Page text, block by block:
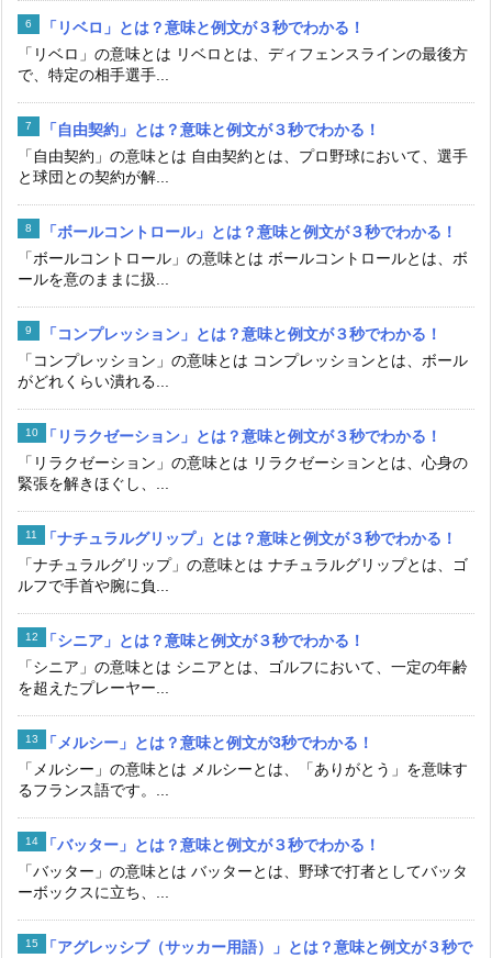
「リベロ」とは？意味と例文が３秒でわかる！
「リベロ」の意味とは リベロとは、ディフェンスラインの最後方
で、特定の相手選手...
「自由契約」とは？意味と例文が３秒でわかる！
「自由契約」の意味とは 自由契約とは、プロ野球において、選手
と球団との契約が解...
「ボールコントロール」とは？意味と例文が３秒でわかる！
「ボールコントロール」の意味とは ボールコントロールとは、ボ
ールを意のままに扱...
「コンプレッション」とは？意味と例文が３秒でわかる！
「コンプレッション」の意味とは コンプレッションとは、ボール
がどれくらい潰れる...
「リラクゼーション」とは？意味と例文が３秒でわかる！
「リラクゼーション」の意味とは リラクゼーションとは、心身の
緊張を解きほぐし、...
「ナチュラルグリップ」とは？意味と例文が３秒でわかる！
「ナチュラルグリップ」の意味とは ナチュラルグリップとは、ゴ
ルフで手首や腕に負...
「シニア」とは？意味と例文が３秒でわかる！
「シニア」の意味とは シニアとは、ゴルフにおいて、一定の年齢
を超えたプレーヤー...
「メルシー」とは？意味と例文が3秒でわかる！
「メルシー」の意味とは メルシーとは、「ありがとう」を意味す
るフランス語です。...
「バッター」とは？意味と例文が３秒でわかる！
「バッター」の意味とは バッターとは、野球で打者としてバッタ
ーボックスに立ち、...
「アグレッシブ（サッカー用語）」とは？意味と例文が３秒で